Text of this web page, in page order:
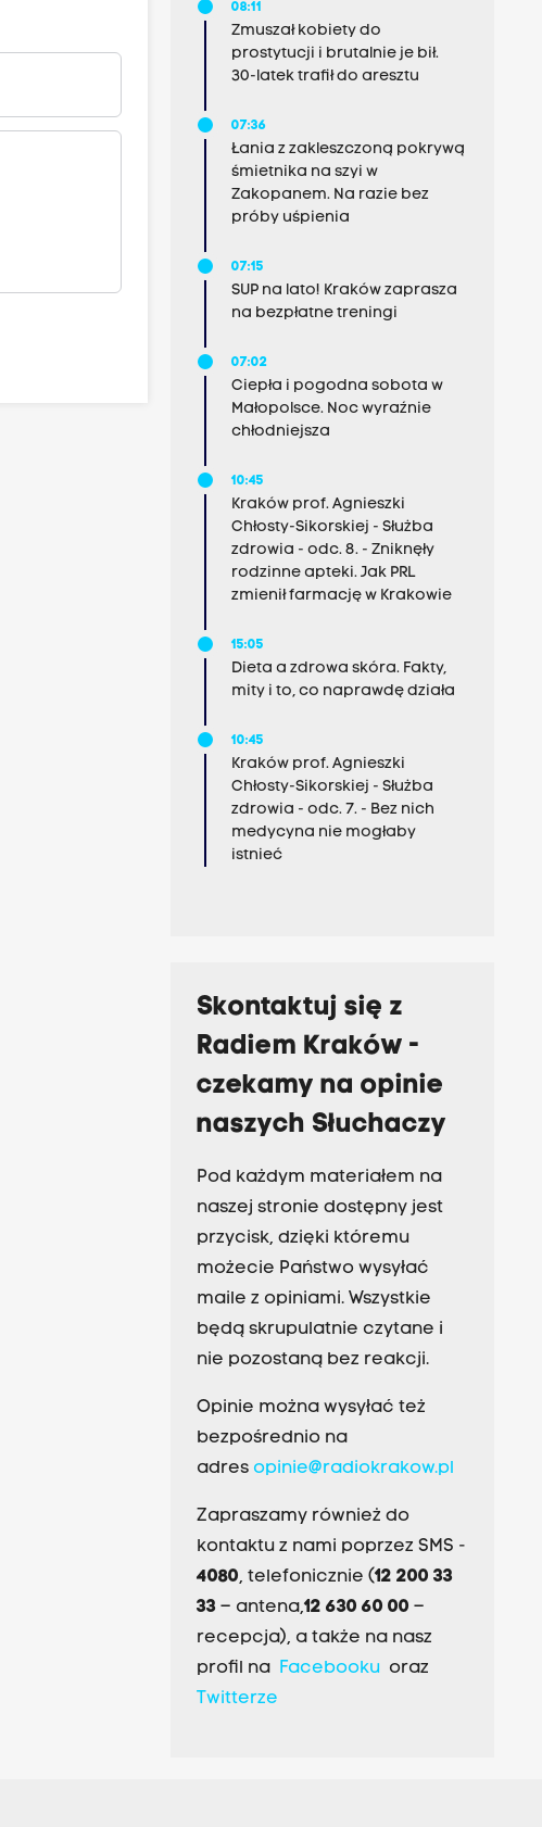
08:11
Zmuszał kobiety do
prostytucji i brutalnie je bił.
30-latek trafił do aresztu
07:36
Łania z zakleszczoną pokrywą
śmietnika na szyi w
Zakopanem. Na razie bez
próby uśpienia
07:15
SUP na lato! Kraków zaprasza
na bezpłatne treningi
07:02
Ciepła i pogodna sobota w
Małopolsce. Noc wyraźnie
chłodniejsza
10:45
Kraków prof. Agnieszki
Chłosty-Sikorskiej - Służba
zdrowia - odc. 8. - Zniknęły
rodzinne apteki. Jak PRL
zmienił farmację w Krakowie
15:05
Dieta a zdrowa skóra. Fakty,
mity i to, co naprawdę działa
10:45
Kraków prof. Agnieszki
Chłosty-Sikorskiej - Służba
zdrowia - odc. 7. - Bez nich
medycyna nie mogłaby
istnieć
Skontaktuj się z
Radiem Kraków -
czekamy na opinie
naszych Słuchaczy
Pod każdym materiałem na
naszej stronie dostępny jest
przycisk, dzięki któremu
możecie Państwo wysyłać
maile z opiniami. Wszystkie
będą skrupulatnie czytane i
nie pozostaną bez reakcji.
Opinie można wysyłać też
bezpośrednio na
adres opinie@radiokrakow.pl
Zapraszamy również do
kontaktu z nami poprzez SMS -
4080, telefonicznie (12 200 33
33– antena,12 630 60 00 –
recepcja), a także na nasz
profil na Facebookuoraz
Twitterze